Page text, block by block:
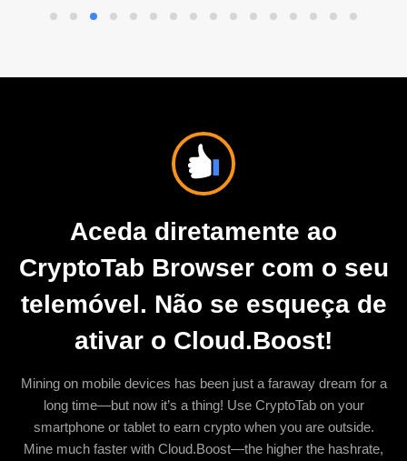
Aceda diretamente ao
CryptoTab Browser com o seu
telemóvel. Não se esqueça de
ativar o Cloud.Boost!
Mining on mobile devices has been just a faraway dream for a
long time—but now it’s a thing! Use CryptoTab on your
smartphone or tablet to earn crypto when you are outside.
Mine much faster with Cloud.Boost—the higher the hashrate,